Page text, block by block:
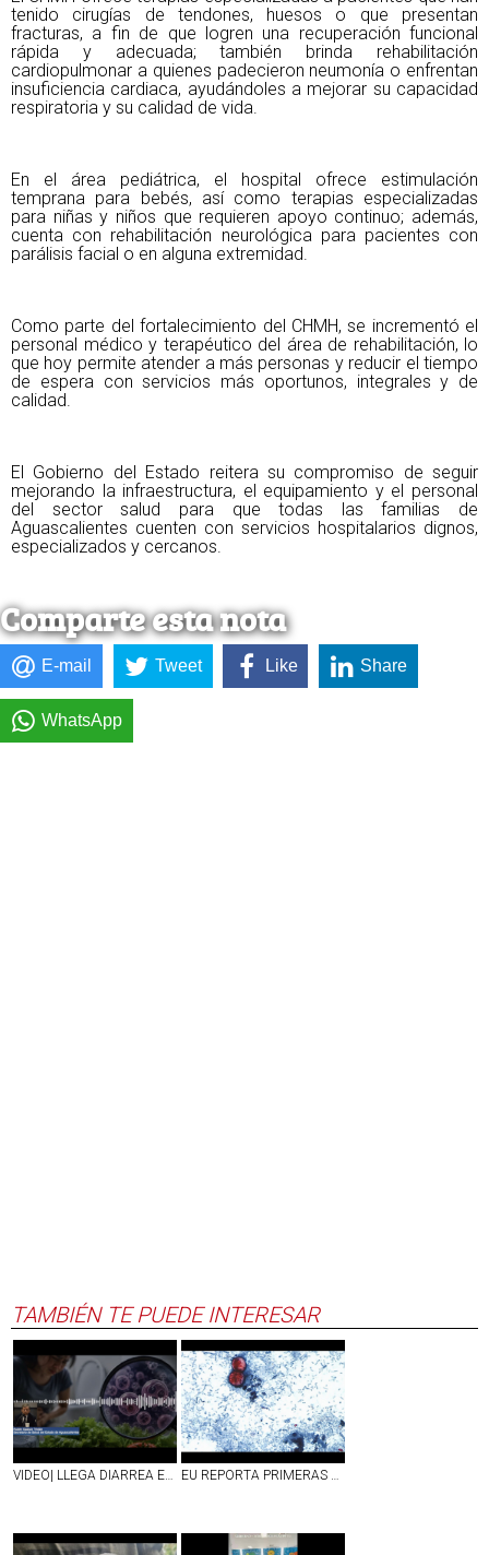
tenido cirugías de tendones, huesos o que presentan
fracturas, a fin de que logren una recuperación funcional
rápida y adecuada; también brinda rehabilitación
cardiopulmonar a quienes padecieron neumonía o enfrentan
insuficiencia cardiaca, ayudándoles a mejorar su capacidad
respiratoria y su calidad de vida.
En el área pediátrica, el hospital ofrece estimulación
temprana para bebés, así como terapias especializadas
para niñas y niños que requieren apoyo continuo; además,
cuenta con rehabilitación neurológica para pacientes con
parálisis facial o en alguna extremidad.
Como parte del fortalecimiento del CHMH, se incrementó el
personal médico y terapéutico del área de rehabilitación, lo
que hoy permite atender a más personas y reducir el tiempo
de espera con servicios más oportunos, integrales y de
calidad.
El Gobierno del Estado reitera su compromiso de seguir
mejorando la infraestructura, el equipamiento y el personal
del sector salud para que todas las familias de
Aguascalientes cuenten con servicios hospitalarios dignos,
especializados y cercanos.
Comparte esta nota
E-mail Tweet Like Share
WhatsApp
TAMBIÉN TE PUEDE INTERESAR
VIDEO| LLEGA DIARREA EXPLOSIVA A AGS EU REPORTA PRIMERAS DOS MUERTES POR `DIARREA EXPLOSIVA´ A CAUSA DE CYCLOSPORA; SUMAN MÁS DE 4 MIL CASOS CONFIRMADOS